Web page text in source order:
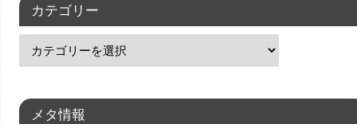
カテゴリー
メタ情報